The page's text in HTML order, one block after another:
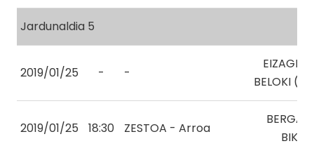
Jardunaldia 5
2019/01/25 - -
BELOKI
2019/01/25 18:30 ZESTOA - Arroa